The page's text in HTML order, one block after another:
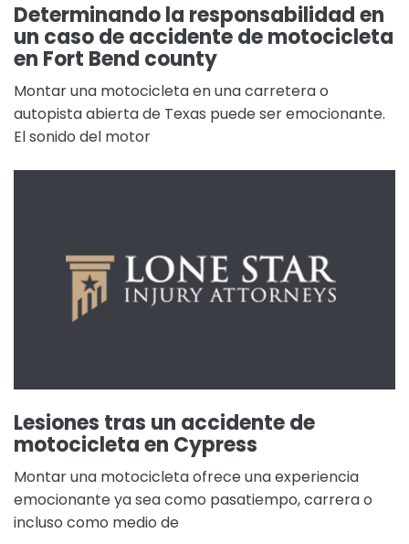
Determinando la responsabilidad en
un caso de accidente de motocicleta
en Fort Bend county
Montar una motocicleta en una carretera o
autopista abierta de Texas puede ser emocionante.
El sonido del motor
Lesiones tras un accidente de
motocicleta en Cypress
Montar una motocicleta ofrece una experiencia
emocionante ya sea como pasatiempo, carrera o
incluso como medio de